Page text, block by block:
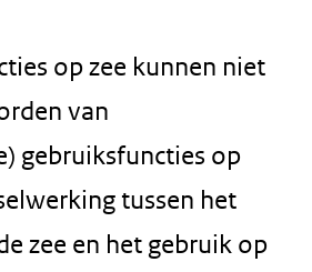
op zee kunnen niet
van
gebruiksfuncties op
tussen het
zee en het gebruik op